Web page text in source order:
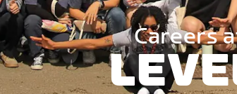
Careers